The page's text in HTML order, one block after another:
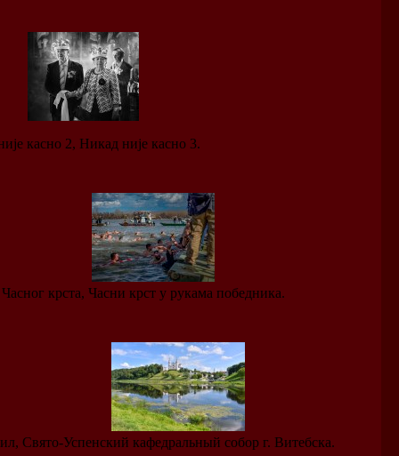
касно 2, Никад није касно 3.
крста, Часни крст у рукама победника.
Свято-Успенский кафедральный собор г. Витебска.